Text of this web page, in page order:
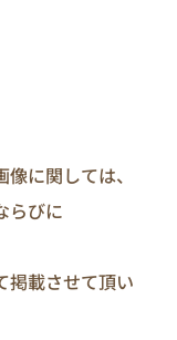
に関しては、
らびに
掲載させて頂い